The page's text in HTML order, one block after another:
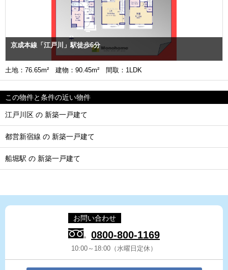
京成本線「江戸川」駅徒歩6分
土地：76.65m² 建物：90.45m² 間取：1LDK
この物件と条件の近い物件
江戸川区 の 新築一戸建て
都営新宿線 の 新築一戸建て
船堀駅 の 新築一戸建て
お問い合わせ
0800-800-1169
10:00～18:00（水曜日定休）